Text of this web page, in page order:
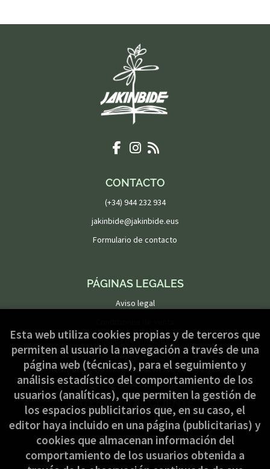
CONTACTO
(+34) 944 232 934
jakinbide@jakinbide.eus
Formulario de contacto
PÁGINAS LEGALES
Aviso legal
Política de privacidad
Política de Cookies
ATENCIÓN AL CLIENTE
Quiénes somos
Pedidos especiales
Formulario de desistimiento
Esta web utiliza cookies propias y de terceros que
permiten al usuario la navegación a través de una
página web (técnicas), para el seguimiento y
análisis estadístico del comportamiento de los
usuarios (analíticas), que permiten la gestión de
los espacios publicitarios que, en su caso, el
editor haya incluido en una página (publicitarias) y
cookies que almacenan información del
comportamiento de los usuarios obtenida a